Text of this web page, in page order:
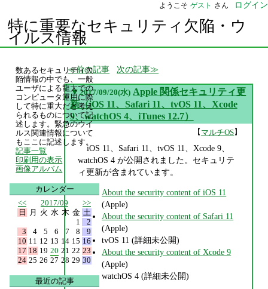
ようこそ ゲスト さん ログイン
特に重要なセキュリティ欠陥・ウ
イルス情報
前の記事 次の記事
▼ 2017/09/20(水) Apple 関係セキュリティ更
新（iOS 11、Safari 11、tvOS 11、Xcode
9、watchOS 4、iTunes 12.7）
【マルチOS】
iOS 11、Safari 11、tvOS 11、Xcode 9、
watchOS 4 が公開されました。セキュリテ
ィ更新が含まれています。
About the security content of iOS 11
(Apple)
About the security content of Safari 11
(Apple)
tvOS 11 (詳細未公開)
About the security content of Xcode 9
(Apple)
watchOS 4 (詳細未公開)
数あるセキュリティ欠
陥情報の中でも、一般
ユーザによる龍大での
コンピュータ運用に際
して特に重大だと考え
られるものについて記
述します。緊急のウイ
ルス関連情報について
もここに記述します。
記事一覧
印刷用の表示
画像アルバム
カレンダー
<<
2017/09
>>
日
月 火 水 木 金 土
1
2
3
4 5 6 7 8
9
10 11 12 13 14 15 16
17 18 19 20 21 22 23
24 25 26 27 28 29 30
最近の記事